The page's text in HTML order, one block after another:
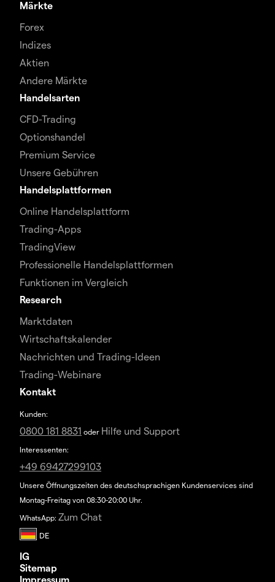
Märkte
Forex
Indizes
Aktien
Andere Märkte
Handelsarten
CFD-Trading
Optionshandel
Premium Service
Unsere Gebühren
Handelsplattformen
Online Handelsplattform
Trading-Apps
TradingView
Professionelle Handelsplattformen
Funktionen im Vergleich
Research
Marktdaten
Wirtschaftskalender
Nachrichten und Trading-Ideen
Trading-Webinare
Kontakt
Kunden:
0800 181 8831 oder Hilfe und Support
Interessenten:
+49 69427299103
Unsere Öffnungszeiten des deutschsprachigen Kundenservices sind
Montag-Freitag von 08:30-20:00 Uhr.
WhatsApp: Zum Chat
IG
Sitemap
Impressum